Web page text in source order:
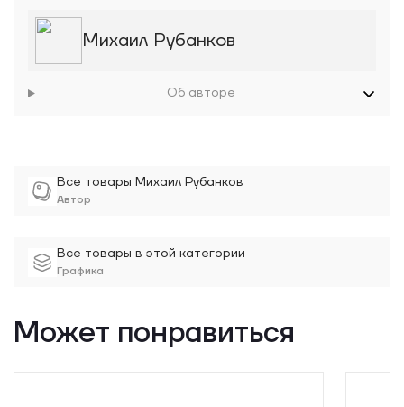
Все товары Михаил Рубанков
Автор
Все товары в этой категории
Графика
Михаил Рубанков
Об авторе
Может понравиться